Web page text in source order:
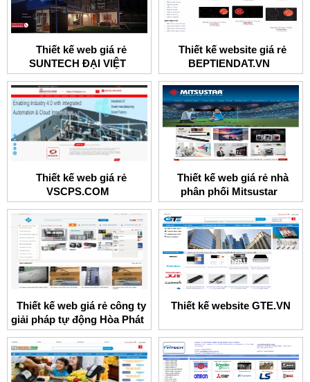
Thiết kế web giá rẻ
SUNTECH ĐẠI VIỆT
Thiết kế website giá rẻ
BEPTIENDAT.VN
Thiết kế web giá rẻ
VSCPS.COM
Thiết kế web giá rẻ nhà
phân phối Mitsustar
Thiết kế web giá rẻ công ty
giải pháp tự động Hòa Phát
Thiết kế website GTE.VN